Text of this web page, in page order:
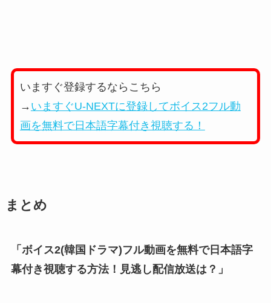
いますぐ登録するならこちら
→ いますぐU-NEXTに登録してボイス2フル動
画を無料で日本語字幕付き視聴する！
まとめ
「ボイス2(韓国ドラマ)フル動画を無料で日本語字
幕付き視聴する方法！見逃し配信放送は？」